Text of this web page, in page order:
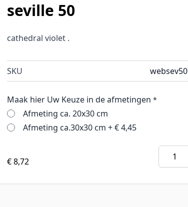
seville 50
cathedral violet .
SKU websev50
Maak hier Uw Keuze in de afmetingen *
Afmeting ca. 20x30 cm
Afmeting ca.30x30 cm +€ 4,45
€ 8,72
Aantal